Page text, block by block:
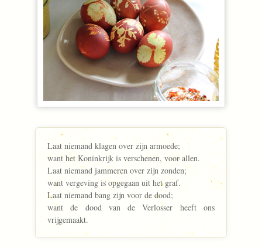
Laat niemand klagen over zijn armoede;
want het Koninkrijk is verschenen, voor allen.
Laat niemand jammeren over zijn zonden;
want vergeving is opgegaan uit het graf.
Laat niemand bang zijn voor de dood;
want de dood van de Verlosser heeft ons
vrijgemaakt.